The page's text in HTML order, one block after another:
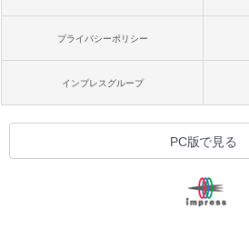
プライバシーポリシー
インプレスグループ
PC版で見る